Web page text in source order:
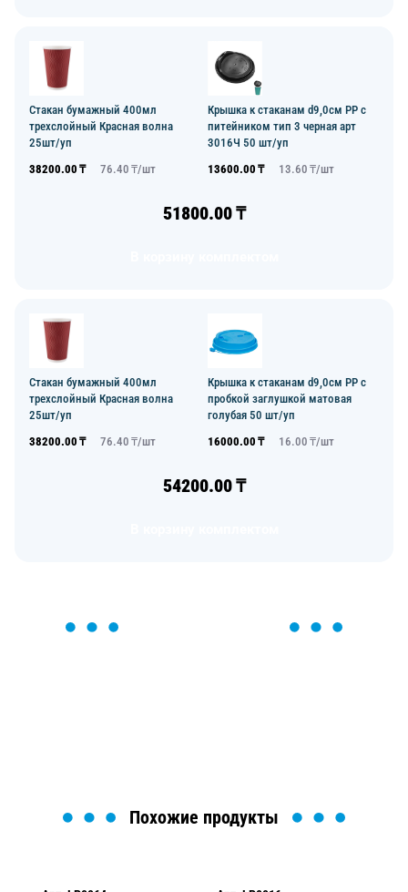
Стакан бумажный 400мл
трехслойный Красная волна
25шт/уп
38200.00 ₸ 76.40 ₸/шт
Крышка к стаканам d9,0см PP с
питейником тип 3 черная арт
3016Ч 50 шт/уп
13600.00 ₸ 13.60 ₸/шт
51800.00₸
Стакан бумажный 400мл
трехслойный Красная волна
25шт/уп
38200.00 ₸ 76.40 ₸/шт
Крышка к стаканам d9,0см PP с
пробкой заглушкой матовая
голубая 50 шт/уп
16000.00 ₸ 16.00 ₸/шт
54200.00₸
Похожие продукты